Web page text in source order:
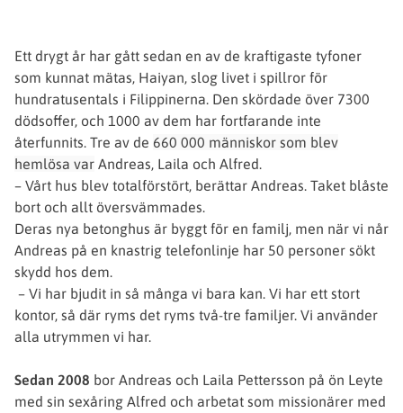
Ett drygt år har gått sedan en av de kraftigaste tyfoner
som kunnat mätas, Haiyan, slog livet i spillror för
hundratusentals i Filippinerna. Den skördade över 7300
dödsoffer, och 1000 av dem har fortfarande inte
återfunnits. Tre av de 660 000 människor som blev
hemlösa var Andreas, Laila och Alfred.
­– Vårt hus blev totalförstört, berättar Andreas. Taket blåste
bort och allt översvämmades.
Deras nya betonghus är byggt för en familj, men när vi når
Andreas på en knastrig telefonlinje har 50 personer sökt
skydd hos dem.
– Vi har bjudit in så många vi bara kan. Vi har ett stort
kontor, så där ryms det ryms två-tre familjer. Vi använder
alla utrymmen vi har.
Sedan 2008 bor Andreas och Laila Pettersson på ön Leyte
med sin sexåring Alfred och arbetat som missionärer med